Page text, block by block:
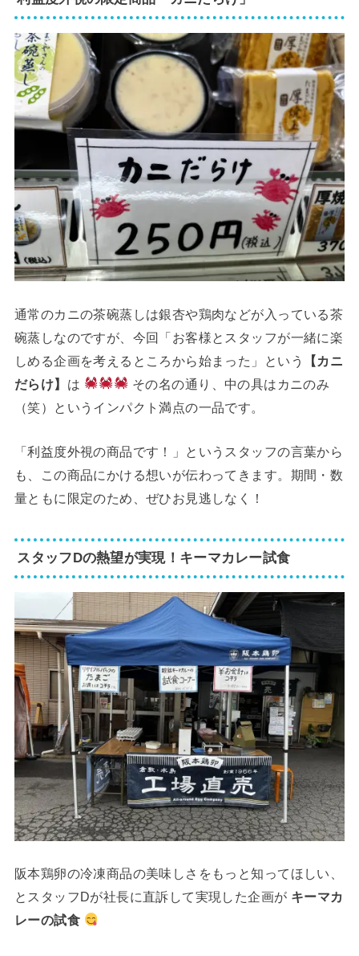
通常のカニの茶碗蒸しは銀杏や鶏肉などが入っている茶
碗蒸しなのですが、今回「お客様とスタッフが一緒に楽
しめる企画を考えるところから始まった」という
【カニ
だらけ】 は
その名の通り、中の具はカニのみ
（笑）というインパクト満点の一品です。
「利益度外視の商品です！」というスタッフの言葉から
も、この商品にかける想いが伝わってきます。期間・数
量ともに限定のため、ぜひお見逃しなく！
スタッフDの熱望が実現！キーマカレー試食
阪本鶏卵の冷凍商品の美味しさをもっと知ってほしい、
とスタッフDが社長に直訴して実現した企画が キーマカ
レーの試食